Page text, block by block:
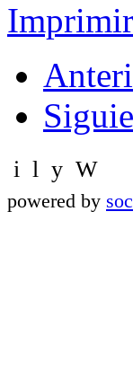
Imprimir
powered by